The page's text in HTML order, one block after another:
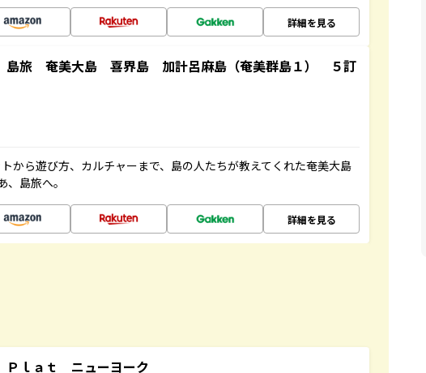
詳細を見る
旅 奄美大島 喜界島 加計呂麻島（奄美群島１） ５訂
から遊び方、カルチャーまで、島の人たちが教えてくれた奄美大島
島旅へ。
詳細を見る
ｌａｔ ニューヨーク